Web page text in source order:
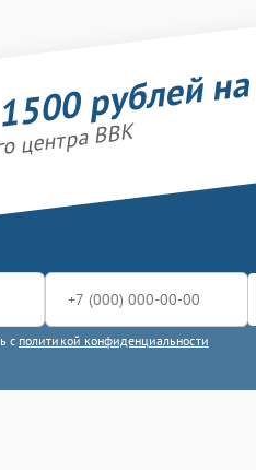
рублей
центра BBK
с политикой конфиденциальности